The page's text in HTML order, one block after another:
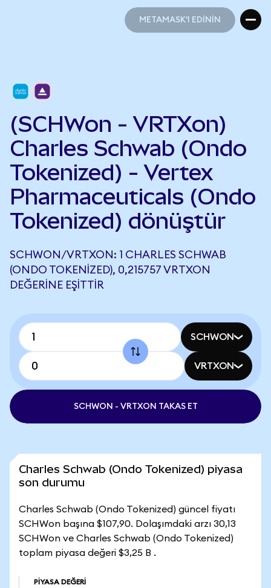
METAMASK'I EDİNİN
(SCHWon - VRTXon)
Charles Schwab (Ondo
Tokenized) - Vertex
Pharmaceuticals (Ondo
Tokenized) dönüştür
SCHWON/VRTXON: 1 CHARLES SCHWAB
(ONDO TOKENIZED), 0,215757 VRTXON
DEĞERINE EŞITTIR
SCHWON
VRTXON
SCHWON - VRTXON TAKAS ET
Charles Schwab (Ondo Tokenized) piyasa
son durumu
Charles Schwab (Ondo Tokenized) güncel fiyatı
SCHWon başına $107,90. Dolaşımdaki arzı 30,13
SCHWon ve Charles Schwab (Ondo Tokenized)
toplam piyasa değeri $3,25 B .
PIYASA DEĞERI